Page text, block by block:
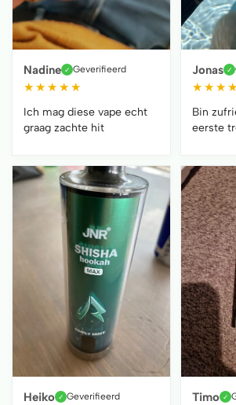
Nadine ✓ Geverifieerd
★ ★ ★ ★ ★
Ich mag diese vape echt
graag zachte hit
Jonas ✓
★ ★ ★ ★
Bin
eerste
Heiko ✓ Geverifieerd Timo ✓